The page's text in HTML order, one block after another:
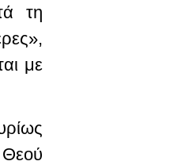
τη
με
Θεού